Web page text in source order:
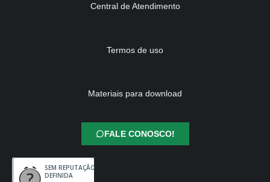
Central de Atendimento
Termos de uso
Materiais para download
FALE CONOSCO!
SEM REPUTAÇÃO
DEFINIDA